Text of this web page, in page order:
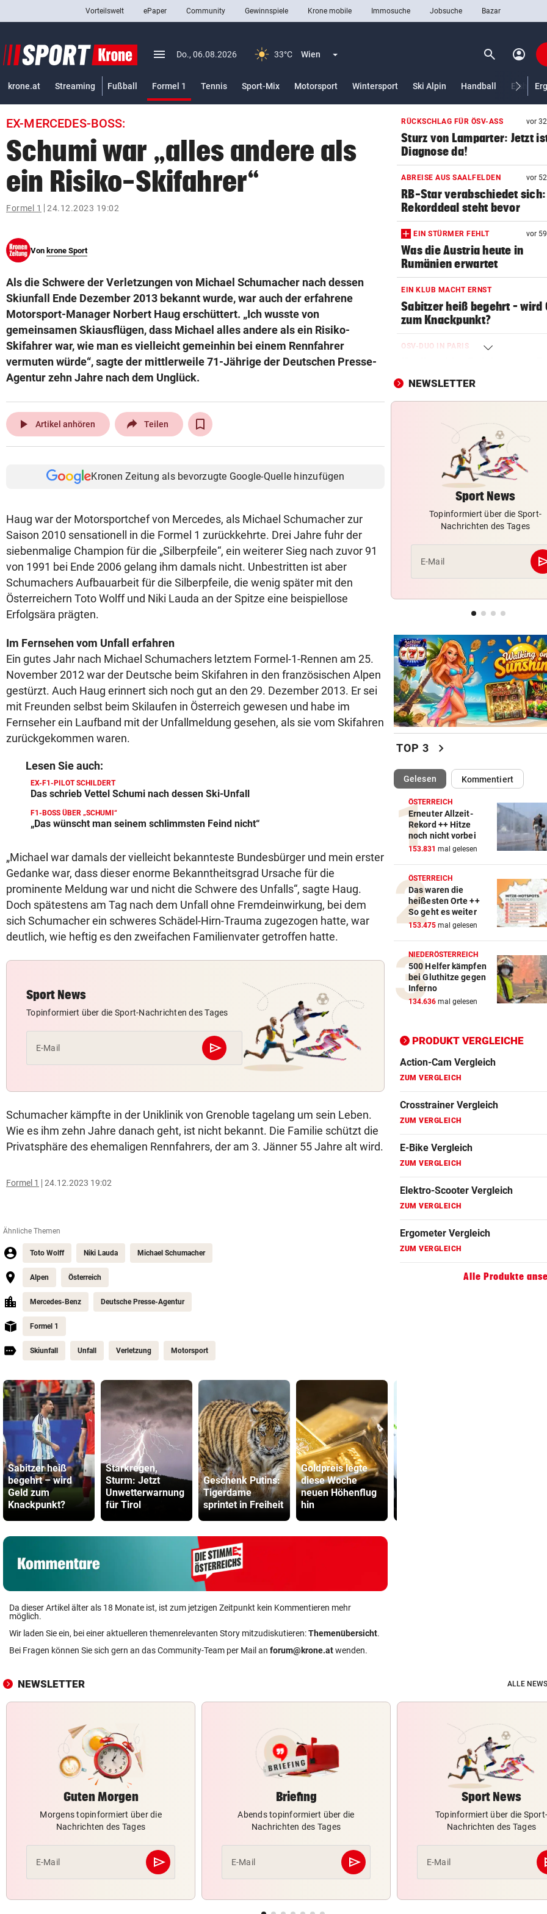
closeSchließen
Abonnieren
arrow_right
pin_drop
bookmark
search
Suchbegriff
© Krone Multimedia GmbH & Co KG 2026
Muthgasse 2, 1190 Wien
Vorteilswelt ePaper Community Gewinnspiele Krone mobile Immosuche Jobsuche Bazar
menu Menü aufklappen
Do., 06.08.2026 33°C Wien Menü aufklappen search Suchen
account_circle
krone.at Streaming Fußball Formel 1
Tennis
Sport-Mix Motorsport Wintersport Ski Alpin Handball
EX-MERCEDES-BOSS:
Schumi war „alles andere als
ein Risiko-Skifahrer“
Formel 1 24.12.2023 19:02
Von krone Sport
Als die Schwere der Verletzungen von Michael Schumacher nach dessen
Skiunfall Ende Dezember 2013 bekannt wurde, war auch der erfahrene
Motorsport-Manager Norbert Haug erschüttert. „Ich wusste von
gemeinsamen Skiausflügen, dass Michael alles andere als ein Risiko-
Skifahrer war, wie man es vielleicht gemeinhin bei einem Rennfahrer
vermuten würde“, sagte der mittlerweile 71-Jährige der Deutschen Presse-
Agentur zehn Jahre nach dem Unglück.
play_arrow Artikel anhören Teilen
Kronen Zeitung als bevorzugte Google-Quelle hinzufügen
Haug war der Motorsportchef von Mercedes, als Michael Schumacher zur
Saison 2010 sensationell in die Formel 1 zurückkehrte. Drei Jahre fuhr der
siebenmalige Champion für die „Silberpfeile“, ein weiterer Sieg nach zuvor 91
von 1991 bei Ende 2006 gelang ihm damals nicht. Unbestritten ist aber
Schumachers Aufbauarbeit für die Silberpfeile, die wenig später mit den
Österreichern Toto Wolff und Niki Lauda an der Spitze eine beispiellose
Erfolgsära prägten.
Im Fernsehen vom Unfall erfahren
Ein gutes Jahr nach Michael Schumachers letztem Formel-1-Rennen am 25.
November 2012 war der Deutsche beim Skifahren in den französischen Alpen
gestürzt. Auch Haug erinnert sich noch gut an den 29. Dezember 2013. Er sei
mit Freunden selbst beim Skilaufen in Österreich gewesen und habe im
Fernseher ein Laufband mit der Unfallmeldung gesehen, als sie vom Skifahren
zurückgekommen waren.
Lesen Sie auch:
EX-F1-PILOT SCHILDERT
Das schrieb Vettel Schumi nach dessen Ski-Unfall
F1-BOSS ÜBER „SCHUMI“
„Das wünscht man seinem schlimmsten Feind nicht“
„Michael war damals der vielleicht bekannteste Bundesbürger und mein erster
Gedanke war, dass dieser enorme Bekanntheitsgrad Ursache für die
prominente Meldung war und nicht die Schwere des Unfalls“, sagte Haug.
Doch spätestens am Tag nach dem Unfall ohne Fremdeinwirkung, bei dem
sich Schumacher ein schweres Schädel-Hirn-Trauma zugezogen hatte, war
deutlich, wie heftig es den zweifachen Familienvater getroffen hatte.
Sport News
Topinformiert über die Sport-Nachrichten des Tages
E-Mail send
Abschicken
Schumacher kämpfte in der Uniklinik von Grenoble tagelang um sein Leben.
Wie es ihm zehn Jahre danach geht, ist nicht bekannt. Die Familie schützt die
Privatsphäre des ehemaligen Rennfahrers, der am 3. Jänner 55 Jahre alt wird.
Formel 1 24.12.2023 19:02
Ähnliche Themen
Toto Wolff Niki Lauda Michael Schumacher
Alpen Österreich
Mercedes-Benz Deutsche Presse-Agentur
Formel 1
Skiunfall Unfall Verletzung Motorsport
Sabitzer heiß
begehrt – wird
Geld zum
Knackpunkt?
Starkregen,
Sturm: Jetzt
Unwetterwarnung
für Tirol
Geschenk Putins:
Tigerdame
sprintet in Freiheit
Goldpreis legte
diese Woche
neuen Höhenflug
hin
Da dieser Artikel älter als 18 Monate ist, ist zum jetzigen Zeitpunkt kein Kommentieren mehr
möglich.
Wir laden Sie ein, bei einer aktuelleren themenrelevanten Story mitzudiskutieren:Themenübersicht.
Bei Fragen können Sie sich gern an das Community-Team per Mail an forum@krone.atwenden.
RÜCKSCHLAG FÜR ÖSV-ASS vor
Sturz von Lamparter: Jetzt
Diagnose da!
ABREISE AUS SAALFELDEN vor
RB-Star verabschiedet sich:
Rekorddeal steht bevor
EIN STÜRMER FEHLT vor
Was die Austria heute in
Rumänien erwartet
EIN KLUB MACHT ERNST
Sabitzer heiß begehrt – wird
zum Knackpunkt?
OSV-DUO IN PARIS
ins EM-Finale ein
FITNESS-TEST BESTANDEN
Leichtathletik-EM
EINE INTERNE LÖSUNG
Pioneers Vorarlberg
neuen Headcoach
RAUS AUS KOMFORTZONE
„Der nächste Schritt“:
Olympiasieger „geht fremd“
Post für Gut-Behrami
230 PS! 13-Jährige schrieb
Autocross Geschichte
NEWSLETTER
Sport News
Topinformiert über die Sport-
Nachrichten des Tages
E-Mail
TOP 3 chevron_right
Gelesen(ausgewählt)Kommentiert
ÖSTERREICH
Erneuter Allzeit-
Rekord ++ Hitze
noch nicht vorbei
153.831 mal gelesen
ÖSTERREICH
Das waren die
heißesten Orte ++
So geht es weiter
153.475 mal gelesen
NIEDERÖSTERREICH
500 Helfer kämpfen
bei Gluthitze gegen
Inferno
134.636 mal gelesen
PRODUKT VERGLEICHE
Action-Cam Vergleich
Crosstrainer Vergleich
E-Bike Vergleich
Elektro-Scooter Vergleich
Ergometer Vergleich
Fahrrad Test
Fahrradanhänger Vergleich
Alle Produkte
NEWSLETTER ALLE
Guten Morgen
Morgens topinformiert über die
Nachrichten des Tages
E-Mail send
Abschicken
Briefing
Abends topinformiert über die
Nachrichten des Tages
E-Mail send
Abschicken
Sport News
Topinformiert über die
Nachrichten des Tages
E-Mail